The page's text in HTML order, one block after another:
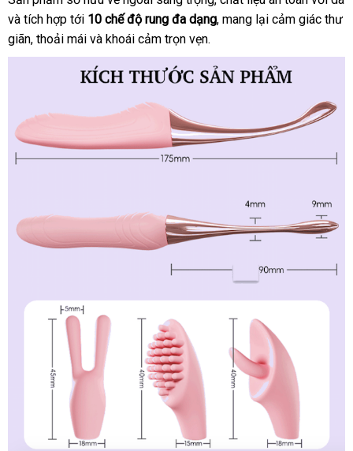
tiếng
khẩu
lấy
hàng
và tích hợp tới 10 chế độ rung đa dạngbền
, mang lại cảm giác thư
giãnđánh
giá
, thoải mái sử
dụng
và khoái cảm trọn vẹn.